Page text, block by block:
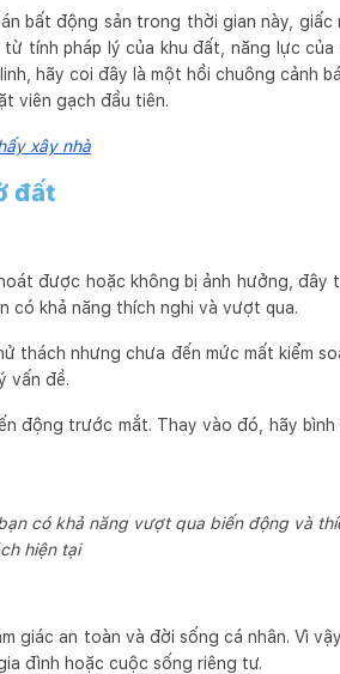
bất động sản trong thời gian này, giấc
tính pháp lý của khu đất, năng lực
hãy coi đây là một hồi chuông cảnh
viên gạch đầu tiên.
xây nhà
đất
được hoặc không bị ảnh hưởng, đây
có khả năng thích nghi và vượt qua.
thách nhưng chưa đến mức mất kiểm
vấn đề.
động trước mắt. Thay vào đó, hãy
có khả năng vượt qua biến động và
hiện tại
giác an toàn và đời sống cá nhân. Vì
đình hoặc cuộc sống riêng tư.